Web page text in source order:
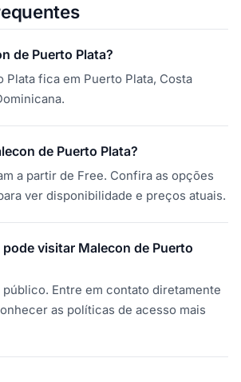
de Puerto Plata?
Plata fica em Puerto Plata, Costa
de Puerto Plata?
a partir de Free. Confira as opções
ver disponibilidade e preços atuais.
visitar Malecon de Puerto
Entre em contato diretamente
as políticas de acesso mais